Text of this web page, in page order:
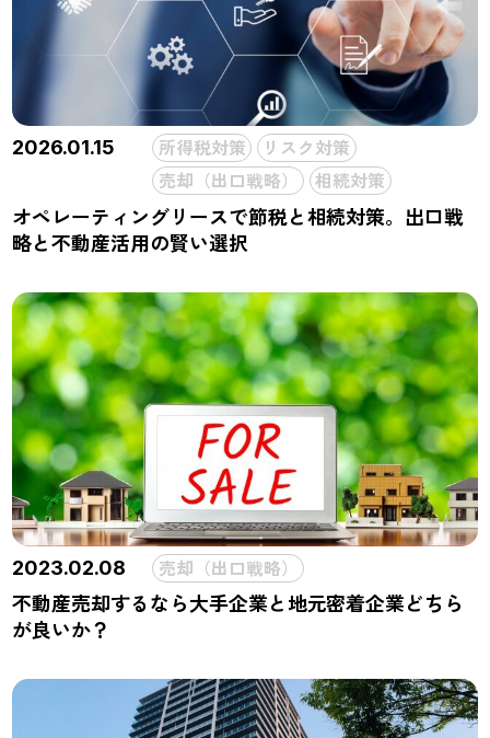
2026.01.15 所得税対策
リスク対策
売却（出口戦略）
相続対策
オペレーティングリースで節税と相続対策。出口戦
略と不動産活用の賢い選択
2023.02.08 売却（出口戦略）
不動産売却するなら大手企業と地元密着企業どちら
が良いか？